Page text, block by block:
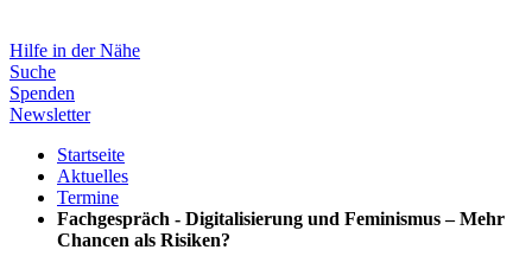
Hilfe in der Nähe
Suche
Spenden
Newsletter
Startseite
Aktuelles
Termine
Fachgespräch - Digitalisierung und Feminismus – Mehr
Chancen als Risiken?